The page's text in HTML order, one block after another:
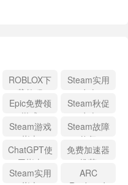
ROBLOX下
载教程
Steam实用
攻略
Epic免费领
游戏
Steam秋促
攻略
Steam游戏
指南
Steam故障
修复
ChatGPT使
用指南
免费加速器
推荐
Steam实用
ARC